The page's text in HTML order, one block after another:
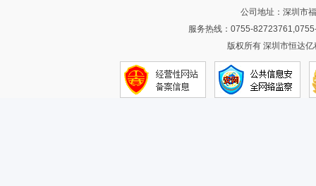
公司地址：深圳市
服务热线：0755-
版权所有 深圳市恒达